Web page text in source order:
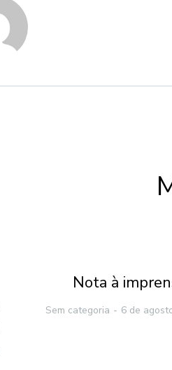
Nota à
Sem categoria 6 de